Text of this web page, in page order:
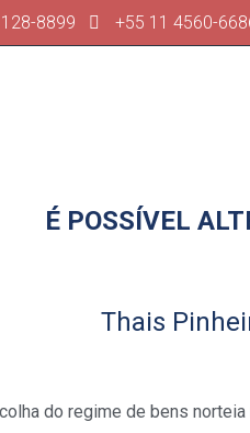
8899 +55 11 4560-
É POSSÍVEL
Thais
do regime de bens